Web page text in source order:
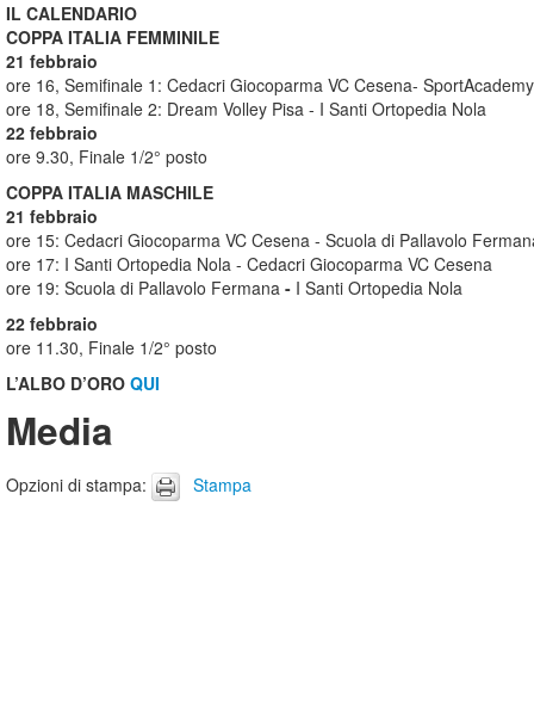
IL CALENDARIO
COPPA ITALIA FEMMINILE
21 febbraio
ore 16, Semifinale 1: Cedacri Giocoparma VC Cesena-
ore 18, Semifinale 2: Dream Volley Pisa - I Santi Ortopedia Nola
22 febbraio
ore 9.30, Finale 1/2° posto
COPPA ITALIA MASCHILE
21 febbraio
ore 15: Cedacri Giocoparma VC Cesena - Scuola di Pallavolo
ore 17: I Santi Ortopedia Nola - Cedacri Giocoparma VC Cesena
ore 19: Scuola di Pallavolo Fermana - I Santi Ortopedia Nola
22 febbraio
ore 11.30, Finale 1/2° posto
L’ALBO D’ORO QUI
Media
Opzioni di stampa: Stampa